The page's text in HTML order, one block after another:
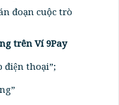
đoạn cuộc trò
trên Ví 9Pay
điện thoại”;